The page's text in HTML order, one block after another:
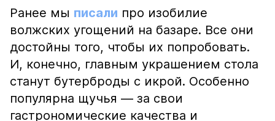
Ранее мы писали про изобилие
волжских угощений на базаре. Все они
достойны того, чтобы их попробовать.
И, конечно, главным украшением стола
станут бутерброды с икрой. Особенно
популярна щучья — за свои
гастрономические качества и